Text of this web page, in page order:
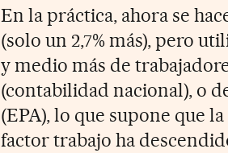
En la práctica, ahora se
(solo un 2,7% más), pero
y medio más de
(contabilidad nacional), o
(EPA), lo que supone que la
factor trabajo ha